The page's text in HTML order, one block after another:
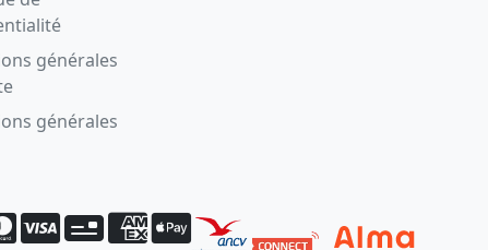
générales
générales